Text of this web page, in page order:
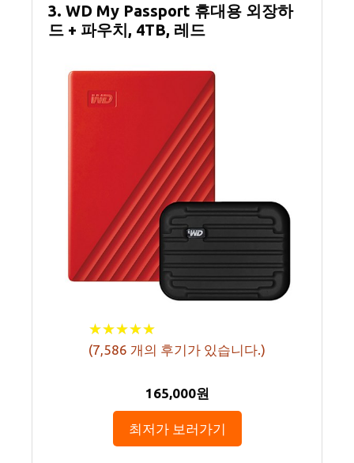
3. WD My Passport 휴대용 외장하
드 + 파우치, 4TB, 레드
★★★★★
★★★★★
(7,586 개의 후기가 있습니다.)
165,000원
최저가 보러가기